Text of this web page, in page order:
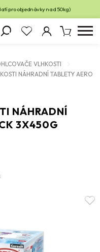
pro objednávky nad 50kg)
VLHKOSTI
NÁHRADNÍ TABLETY AERO
NÁHRADNÍ
3X450G